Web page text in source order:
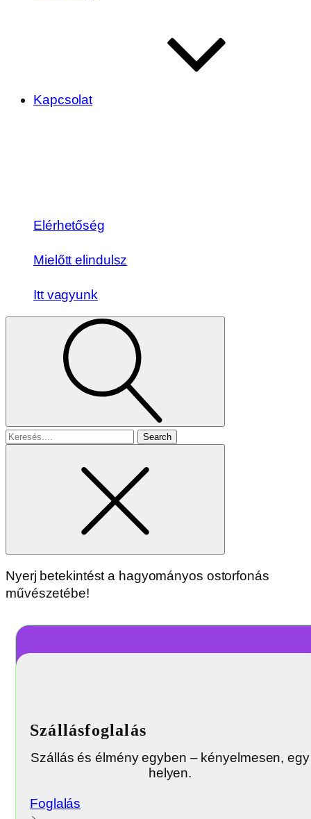
Kapcsolat
Elérhetőség
Mielőtt elindulsz
Itt vagyunk
Search
Nyerj betekintést a hagyományos ostorfonás
művészetébe!
Szállásfoglalás
Szállás és élmény egyben – kényelmesen, egy
helyen.
Foglalás